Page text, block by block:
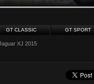
GT CLASSIC GT SPORT
XJ 2015